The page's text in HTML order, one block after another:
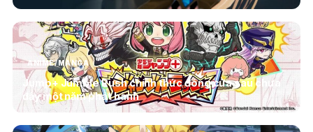
ANIME/MANGA
Jump+ Jumble Rush chính thức đóng cửa sau chưa
đầy một năm phát hành